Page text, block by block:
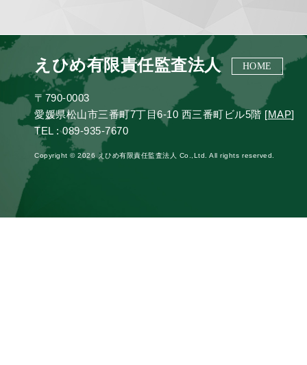
えひめ有限責任監査法人 HOME
〒790-0003
愛媛県松山市三番町7丁目6-10 西三番町ビル5階 [MAP]
TEL : 089-935-7670
Copyright © 2026 えひめ有限責任監査法人 Co.,Ltd. All rights reserved.